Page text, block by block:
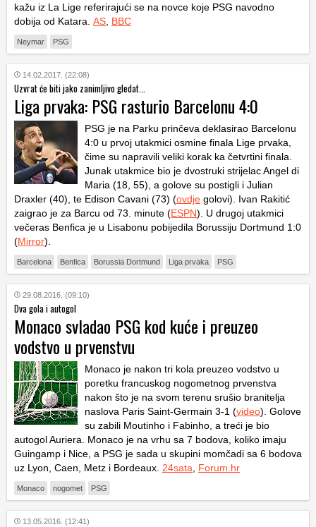
kažu iz La Lige referirajući se na novce koje PSG navodno
dobija od Katara. AS, BBC
Neymar PSG
14.02.2017. (22:08)
Uzvrat će biti jako zanimljivo gledat...
Liga prvaka: PSG rasturio Barcelonu 4:0
PSG je na Parku prinčeva deklasirao Barcelonu
4:0 u prvoj utakmici osmine finala Lige prvaka,
čime su napravili veliki korak ka četvrtini finala.
Junak utakmice bio je dvostruki strijelac Angel di
Maria (18, 55), a golove su postigli i Julian
Draxler (40), te Edison Cavani (73) (ovdje golovi). Ivan Rakitić
zaigrao je za Barcu od 73. minute (ESPN). U drugoj utakmici
večeras Benfica je u Lisabonu pobijedila Borussiju Dortmund 1:0
(Mirror).
Barcelona Benfica Borussia Dortmund Liga prvaka PSG
29.08.2016. (09:10)
Dva gola i autogol
Monaco svladao PSG kod kuće i preuzeo
vodstvo u prvenstvu
Monaco je nakon tri kola preuzeo vodstvo u
poretku francuskog nogometnog prvenstva
nakon što je na svom terenu srušio branitelja
naslova Paris Saint-Germain 3-1 (video). Golove
su zabili Moutinho i Fabinho, a treći je bio
autogol Auriera. Monaco je na vrhu sa 7 bodova, koliko imaju
Guingamp i Nice, a PSG je sada u skupini momčadi sa 6 bodova
uz Lyon, Caen, Metz i Bordeaux. 24sata, Forum.hr
Monaco nogomet PSG
13.05.2016. (12:41)